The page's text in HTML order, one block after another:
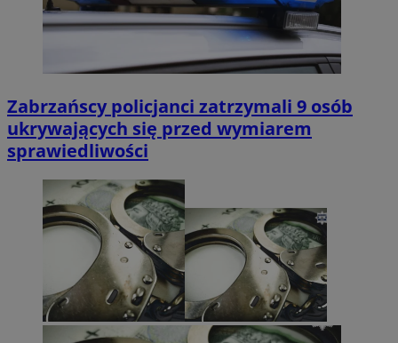
Zabrzańscy policjanci zatrzymali 9 osób
ukrywających się przed wymiarem
sprawiedliwości